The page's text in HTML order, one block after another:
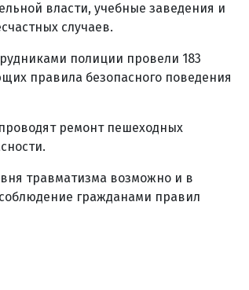
власти, учебные заведения и
случаев.
полиции провели 183
правила безопасного поведения
ремонт пешеходных
травматизма возможно и в
гражданами правил